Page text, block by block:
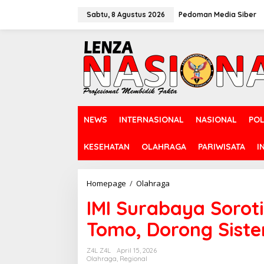
Sabtu, 8 Agustus 2026 Pedoman Media Siber
NEWS INTERNASIONAL NASIONAL
KESEHATAN OLAHRAGA PARIWISATA
Homepage / Olahraga
S
u
r
IMI Surabaya
Tomo, Dorong
Z4L Z4L
April 15, 2026
Olahraga, Regional